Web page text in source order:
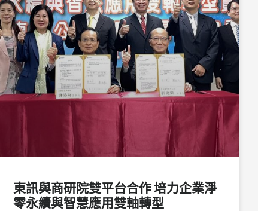
東訊與商研院雙平台合作 培力企業淨
零永續與智慧應用雙軸轉型